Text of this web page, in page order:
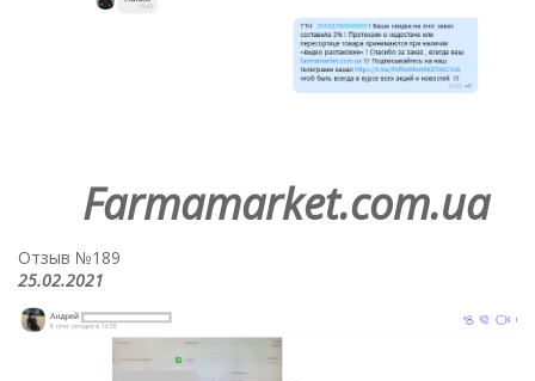
Farmamarket.com.ua
Отзыв №189
25.02.2021